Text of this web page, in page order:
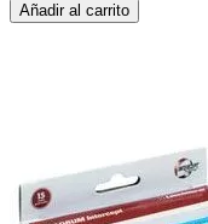
Añadir al carrito